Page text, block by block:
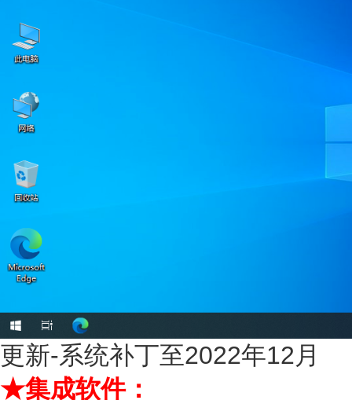
更新-系统补丁至2022年12月
★集成软件：